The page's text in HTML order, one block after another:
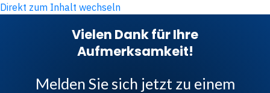
Direkt zum Inhalt wechseln
Vielen Dank für Ihre
Aufmerksamkeit!
Melden Sie sich jetzt zu einem